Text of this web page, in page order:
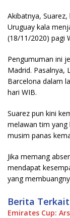
Akibatnya,
Uruguay kala
(18/11/2020) pagi
Pengumuman ini
Madrid. Pasalnya,
Barcelona dalam
hari WIB.
Suarez pun kini
melawan tim yang
musim panas
Jika memang
mendapat
yang
Berita Terkait
Emirates Cup: